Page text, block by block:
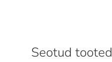
Seotud tooted